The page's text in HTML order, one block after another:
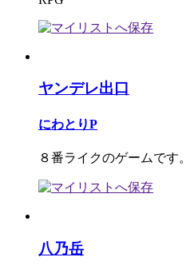
ヤンデレ出口
にわとりP
８番ライクのゲームです。
八乃岳